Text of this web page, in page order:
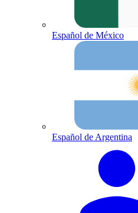
Español de México
Español de Argentina